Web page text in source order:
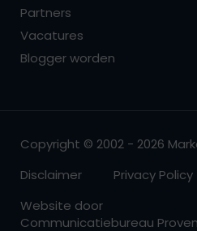
Partners
Vacatures
Blogger worden
Copyright © 2002 - 2026
Disclaimer
Privacy Policy
Website door
Communicatiebureau